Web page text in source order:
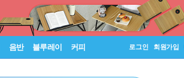
음반 블루레이 커피 로그인 회원가입